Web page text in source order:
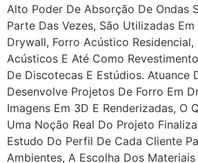
Alto Poder De Absorção De Ondas
Parte Das Vezes, São Utilizadas Em
Drywall, Forro Acústico
Acústicos E Até Como
De Discotecas E Estúdios. Atuance
Desenvolve Projetos De Forro Em
Imagens Em 3D E Renderizadas, O
Uma Noção Real Do Projeto
Estudo Do Perfil De Cada Cliente
Ambientes, A Escolha Dos